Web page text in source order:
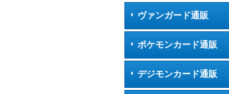
ヴァンガード通販
ポケモンカード通販
デジモンカード通販